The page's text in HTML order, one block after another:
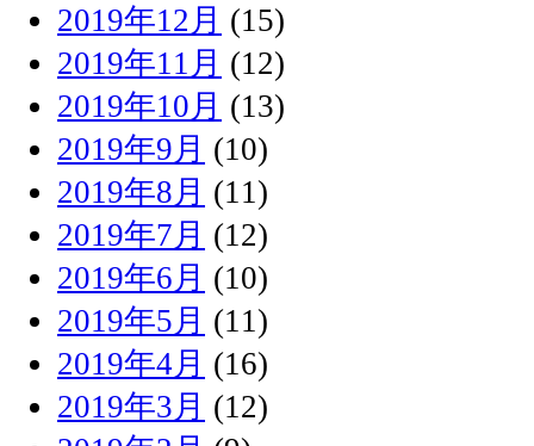
2019年12月 (15)
2019年11月 (12)
2019年10月 (13)
2019年9月 (10)
2019年8月 (11)
2019年7月 (12)
2019年6月 (10)
2019年5月 (11)
2019年4月 (16)
2019年3月 (12)